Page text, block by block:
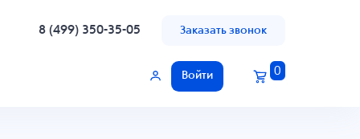
8 (499) 350-35-05 Заказать звонок
Войти 0